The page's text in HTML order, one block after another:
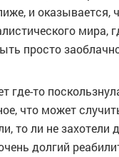
и
мира,
просто
где-то
что может
то ли не захотели
долгий